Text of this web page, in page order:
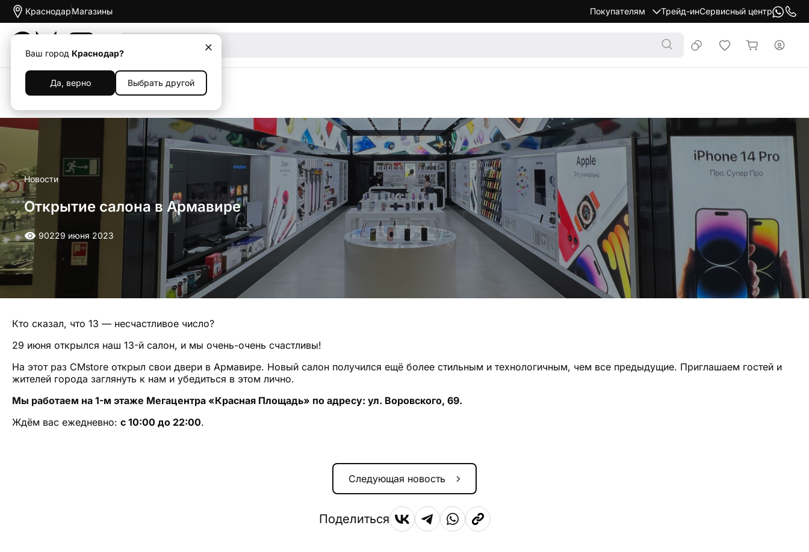
Краснодар
Ваш город Краснодар?
Да, верно Выбрать другой
Магазины Покупателям Трейд-инСервисный центр
Новости
Открытие салона в Армавире
90229 июня 2023
Кто сказал, что 13 — несчастливое число?
29 июня открылся наш 13-й салон, и мы очень-очень счастливы!
На этот раз CMstore открыл свои двери в Армавире. Новый салон получился ещё более стильным и технологичным, чем все предыдущие. Приглашаем гостей и
жителей города заглянуть к нам и убедиться в этом лично.
Мы работаем на 1-м этаже Мегацентра «Красная Площадь» по адресу: ул. Воровского, 69.
Ждём вас ежедневно: c 10:00 до 22:00.
Следующая новость
Поделиться